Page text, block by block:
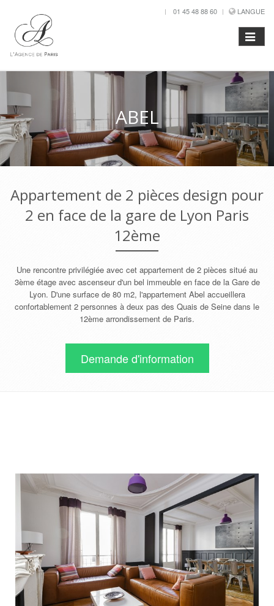
01 45 48 88 60 LANGUE
ABEL
Appartement de 2 pièces design pour
2 en face de la gare de Lyon Paris
12ème
Une rencontre privilégiée avec cet appartement de 2 pièces situé au
3ème étage avec ascenseur d'un bel immeuble en face de la Gare de
Lyon. D'une surface de 80 m2, l'appartement Abel accueillera
confortablement 2 personnes à deux pas des Quais de Seine dans le
12ème arrondissement de Paris.
Demande d'information